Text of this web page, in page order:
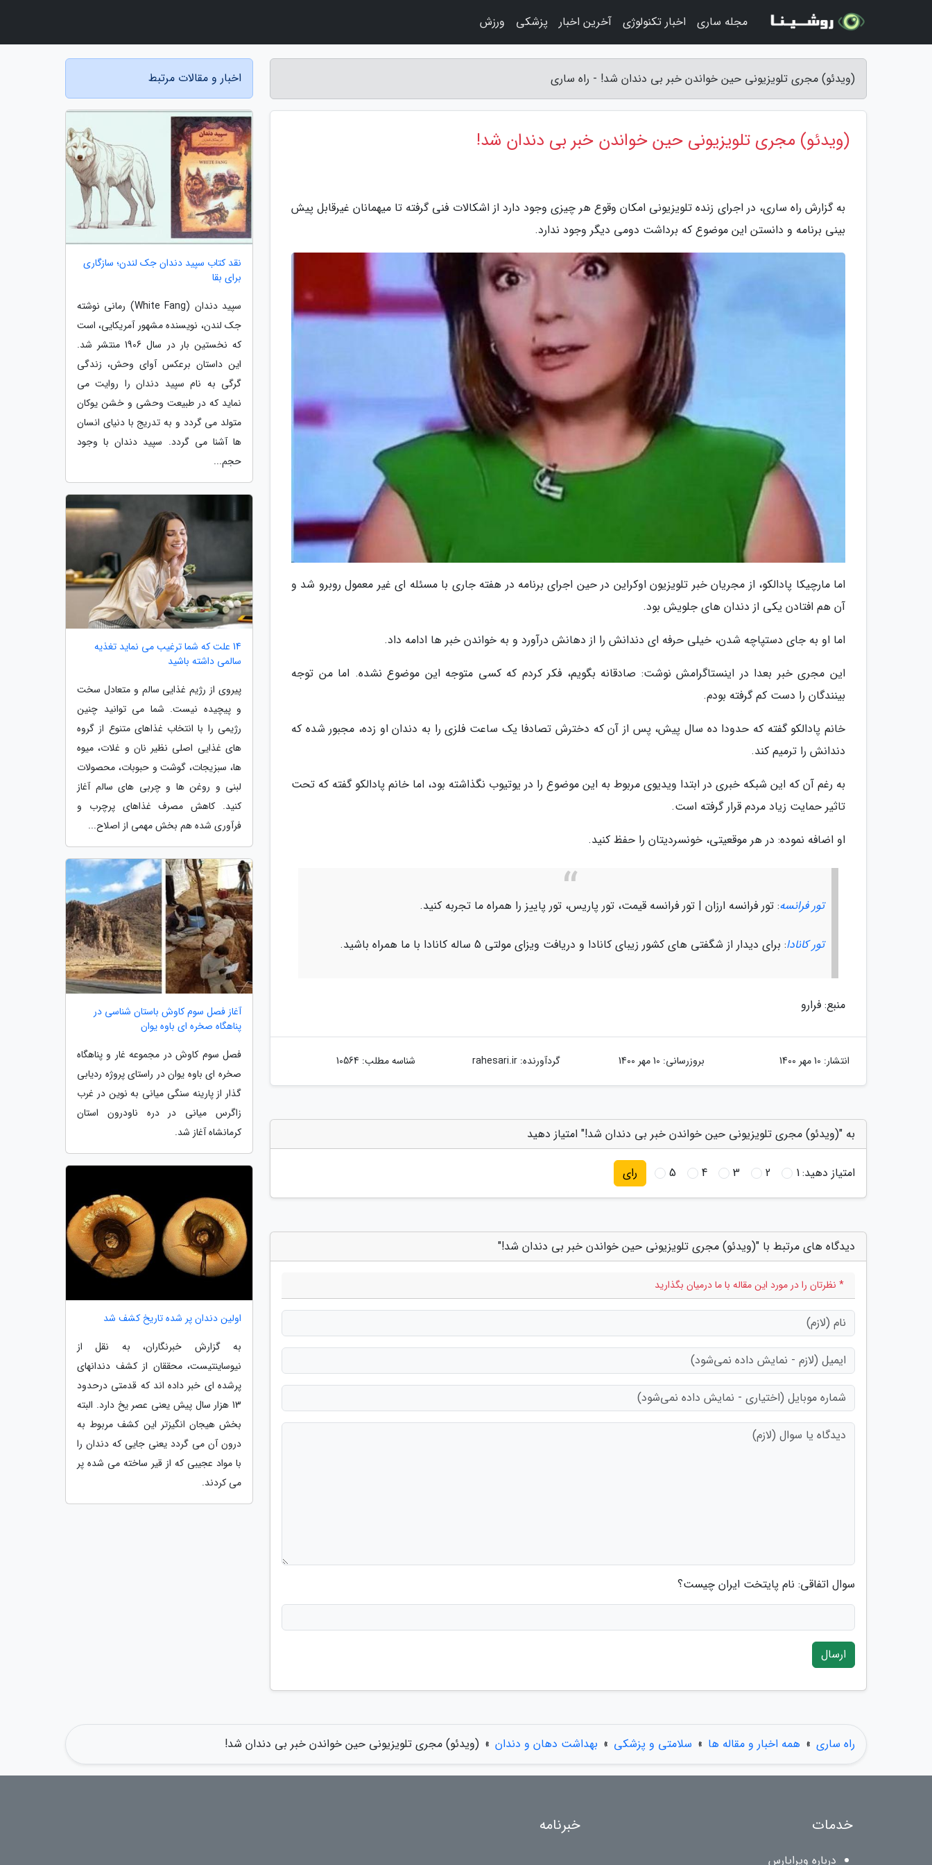
(ویدئو) مجری تلویزیونی حین خواندن خبر بی دندان شد! - راه ساری
(ویدئو) مجری تلویزیونی حین خواندن خبر بی دندان شد!
به گزارش راه ساری، در اجرای زنده تلویزیونی امکان وقوع هر چیزی وجود دارد از اشکالات فنی گرفته تا میهمانان غیرقابل پیش
بینی برنامه و دانستن این موضوع که برداشت دومی دیگر وجود ندارد.
اما مارچیکا پادالکو، از مجریان خبر تلویزیون اوکراین در حین اجرای برنامه در هفته جاری با مسئله ای غیر معمول روبرو شد و
آن هم افتادن یکی از دندان های جلویش بود.
اما او به جای دستپاچه شدن، خیلی حرفه ای دندانش را از دهانش درآورد و به خواندن خبر ها ادامه داد.
این مجری خبر بعدا در اینستاگرامش نوشت: صادقانه بگویم، فکر کردم که کسی متوجه این موضوع نشده. اما من توجه
بینندگان را دست کم گرفته بودم.
خانم پادالکو گفته که حدودا ده سال پیش، پس از آن که دخترش تصادفا یک ساعت فلزی را به دندان او زده، مجبور شده که
دندانش را ترمیم کند.
به رغم آن که این شبکه خبری در ابتدا ویدیوی مربوط به این موضوع را در یوتیوب نگذاشته بود، اما خانم پادالکو گفته که تحت
تاثیر حمایت زیاد مردم قرار گرفته است.
او اضافه نموده: در هر موقعیتی، خونسردیتان را حفظ کنید.
تور فرانسه: تور فرانسه ارزان | تور فرانسه قیمت، تور پاریس، تور پاییز را همراه ما تجربه کنید.
تور کانادا: برای دیدار از شگفتی های کشور زیبای کانادا و دریافت ویزای مولتی 5 ساله کانادا با ما همراه باشید.
منبع: فرارو
انتشار: 10 مهر 1400 بروزرسانی: 10 مهر 1400 گردآورنده:rahesari.ir شناسه مطلب: 10564
به "(ویدئو) مجری تلویزیونی حین خواندن خبر بی دندان شد!" امتیاز دهید
امتیاز دهید:1
2
3
4
5 رای
دیدگاه های مرتبط با "(ویدئو) مجری تلویزیونی حین خواندن خبر بی دندان شد!"
* نظرتان را در مورد این مقاله با ما درمیان بگذارید
سوال اتفاقی: نام پایتخت ایران چیست؟
ارسال
اخبار و مقالات مرتبط
نقد کتاب سپید دندان جک لندن؛ سازگاری
برای بقا
سپید دندان (White Fang) رمانی نوشته
جک لندن، نویسنده مشهور آمریکایی، است
که نخستین بار در سال 1906 منتشر شد.
این داستان برعکس آوای وحش، زندگی
گرگی به نام سپید دندان را روایت می
نماید که در طبیعت وحشی و خشن یوکان
متولد می گردد و به تدریج با دنیای انسان
ها آشنا می گردد. سپید دندان با وجود
حجم...
14 علت که شما ترغیب می نماید تغذیه
سالمی داشته باشید
پیروی از رژیم غذایی سالم و متعادل سخت
و پیچیده نیست. شما می توانید چنین
رژیمی را با انتخاب غذاهای متنوع از گروه
های غذایی اصلی نظیر نان و غلات، میوه
ها، سبزیجات، گوشت و حبوبات، محصولات
لبنی و روغن ها و چربی های سالم آغاز
کنید. کاهش مصرف غذاهای پرچرب و
فرآوری شده هم بخش مهمی از اصلاح...
آغاز فصل سوم کاوش باستان شناسی در
پناهگاه صخره ای باوه یوان
فصل سوم کاوش در مجموعه غار و پناهگاه
صخره ای باوه یوان در راستای پروژه ردیابی
گذار از پارینه سنگی میانی به نوین در غرب
زاگرس میانی در دره ناودرون استان
کرمانشاه آغاز شد.
اولین دندان پر شده تاریخ کشف شد
به گزارش خبرنگاران، به نقل از
نیوساینتیست، محققان از کشف دندانهای
پرشده ای خبر داده اند که قدمتی درحدود
13 هزار سال پیش یعنی عصر یخ دارد. البته
بخش هیجان انگیزتر این کشف مربوط به
درون آن می گردد یعنی جایی که دندان را
با مواد عجیبی که از قیر ساخته می شده پر
می کردند.
راه ساری » همه اخبار و مقاله ها » سلامتی و پزشکی » بهداشت دهان و دندان » (ویدئو) مجری تلویزیونی حین خواندن خبر بی دندان شد!
مجله ساری اخبار تکنولوژی آخرین اخبار پزشکی ورزش
خدمات
درباره ویراپارس
خبرنامه